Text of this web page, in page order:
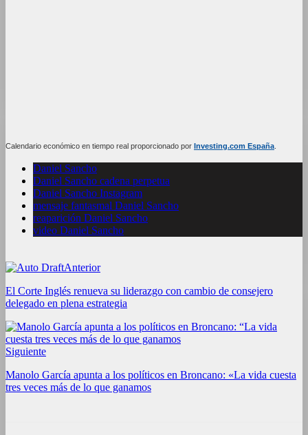
Calendario económico en tiempo real proporcionado por Investing.com España
Daniel Sancho
Daniel Sancho cadena perpetua
Daniel Sancho Instagram
mensaje fantasmal Daniel Sancho
reaparición Daniel Sancho
video Daniel Sancho
Anterior
El Corte Inglés renueva su liderazgo con cambio de consejero
delegado en plena estrategia
Siguiente
Manolo García apunta a los políticos en Broncano: «La vida cuesta
tres veces más de lo que ganamos